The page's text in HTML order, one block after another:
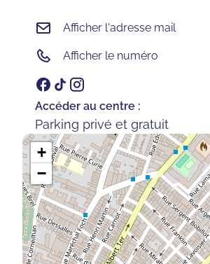
Afficher l'adresse mail
Afficher le numéro
Accéder au centre :
Parking privé et gratuit
+
−